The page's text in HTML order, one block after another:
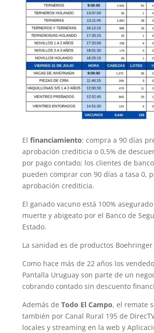
El financiamiento: compra a 90 días
aprobación crediticia o 0,5% de
por pago contado; los clientes de banco
pueden comprar con 90 días a tasa 0,
aprobación crediticia.
El ganado vacuno está 100%
muerte y abigeato por el Banco de
Estado.
La sanidad es de productos
Como hace más de 22 años los
Pantalla Uruguay son parte de un
cobrando contado sin descuento
Además de Todo El Campo, el remate
también por Canal Rural 195 de
locales y streaming en la web y